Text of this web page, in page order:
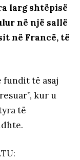
larg shtëpisë
në një sallë
në Francë, të
fundit të asaj
kur u
të